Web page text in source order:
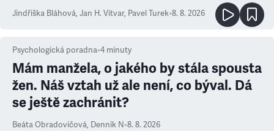
Jindřiška Bláhová, Jan H. Vitvar, Pavel Turek•8. 8. 2026
Psychologická poradna•4 minuty
Mám manžela, o jakého by stála spousta
žen. Náš vztah už ale není, co býval. Dá
se ještě zachránit?
Beáta Obradovičová, Denník N•8. 8. 2026